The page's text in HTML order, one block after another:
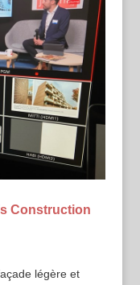
Construction
légère et